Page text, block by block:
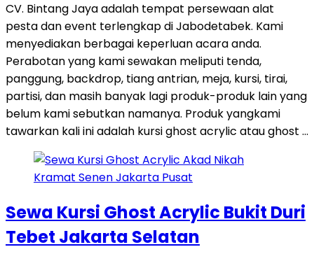
CV. Bintang Jaya adalah tempat persewaan alat
pesta dan event terlengkap di Jabodetabek. Kami
menyediakan berbagai keperluan acara anda.
Perabotan yang kami sewakan meliputi tenda,
panggung, backdrop, tiang antrian, meja, kursi, tirai,
partisi, dan masih banyak lagi produk-produk lain yang
belum kami sebutkan namanya. Produk yangkami
tawarkan kali ini adalah kursi ghost acrylic atau ghost …
Sewa Kursi Ghost Acrylic Bukit Duri
Tebet Jakarta Selatan